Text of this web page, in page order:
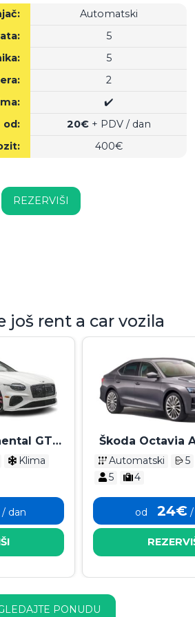
Automatski
5
5
2
✔️
od:
20€+ PDV / dan
400€
REZERVIŠI
još rent a car vozila
GT
Klima
/ dan
Škoda Octavia
2025
Automatski
5
5
4
od 24€/
PONUDU